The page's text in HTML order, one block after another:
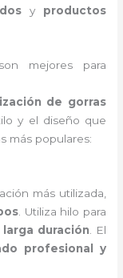
y productos
mejores para
de gorras
y el diseño que
más populares:
más utilizada,
. Utiliza hilo para
larga duración . El
profesional y